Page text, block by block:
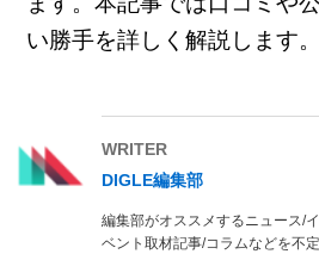
い勝手を詳しく解説します。
WRITER
DIGLE編集部
編集部がオススメするニュース/
ベント取材記事/コラムなどを不定